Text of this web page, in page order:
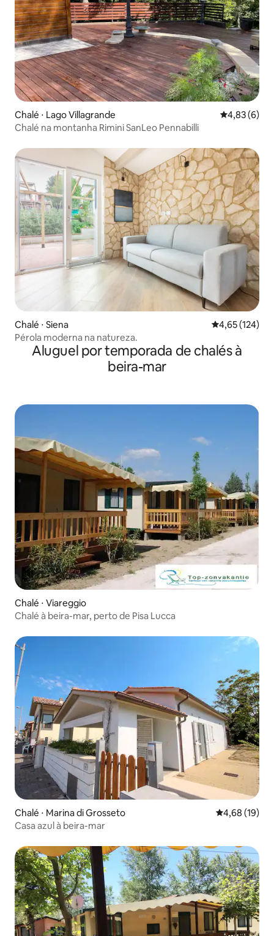
Chalé ⋅ Lago Villagrande 4,83 de uma
4,83 (6)
Chalé na montanha Rimini SanLeo Pennabilli
Chalé ⋅ Siena 4,65 de uma
4,65 (124)
Pérola moderna na natureza.
Aluguel por temporada de chalés à
beira-mar
Chalé ⋅ Viareggio
Chalé à beira-mar, perto de Pisa Lucca
Chalé ⋅ Marina di Grosseto 4,68 de uma
4,68 (19)
Casa azul à beira-mar